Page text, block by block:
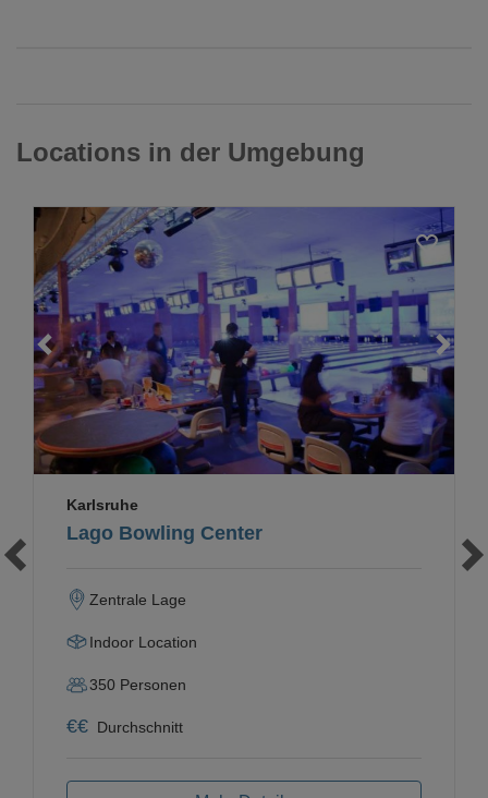
Locations in der Umgebung
Loading...
Lago Bowling Center
Karlsruhe
Zentrale Lage
Indoor Location
350 Personen
€€ Durchschnitt